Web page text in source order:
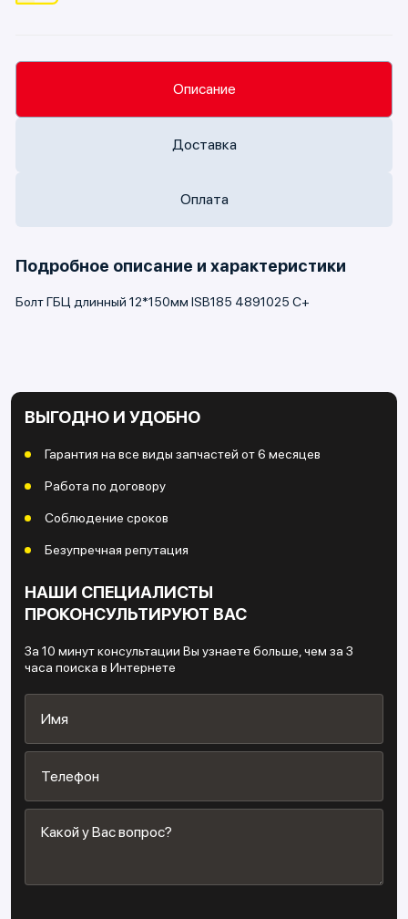
Описание
Доставка
Оплата
Подробное описание и характеристики
Болт ГБЦ длинный 12*150мм ISB185 4891025 C+
ВЫГОДНО И УДОБНО
Гарантия на все виды запчастей от 6 месяцев
Работа по договору
Соблюдение сроков
Безупречная репутация
НАШИ СПЕЦИАЛИСТЫ
ПРОКОНСУЛЬТИРУЮТ ВАС
За 10 минут консультации Вы узнаете больше, чем за 3
часа поиска в Интернете